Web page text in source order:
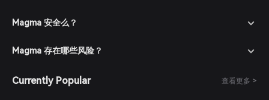
Magma 安全么？
Magma 存在哪些风险？
Currently Popular 查看更多 >